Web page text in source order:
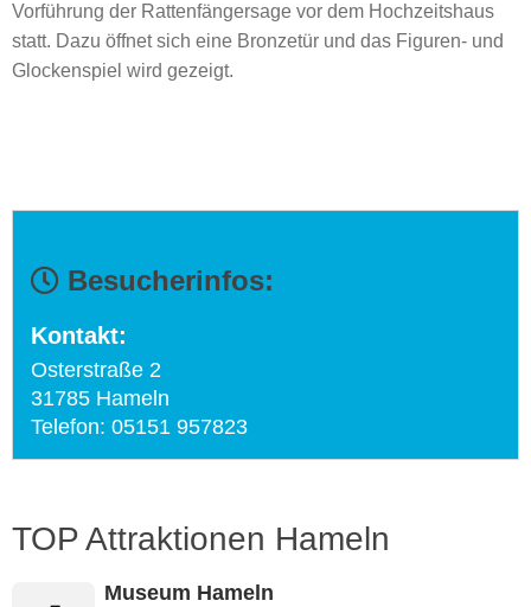
Vorführung der Rattenfängersage vor dem Hochzeitshaus
statt. Dazu öffnet sich eine Bronzetür und das Figuren- und
Glockenspiel wird gezeigt.
Besucherinfos:
Kontakt:
Osterstraße 2
31785 Hameln
Telefon: 05151 957823
TOP Attraktionen Hameln
Museum Hameln